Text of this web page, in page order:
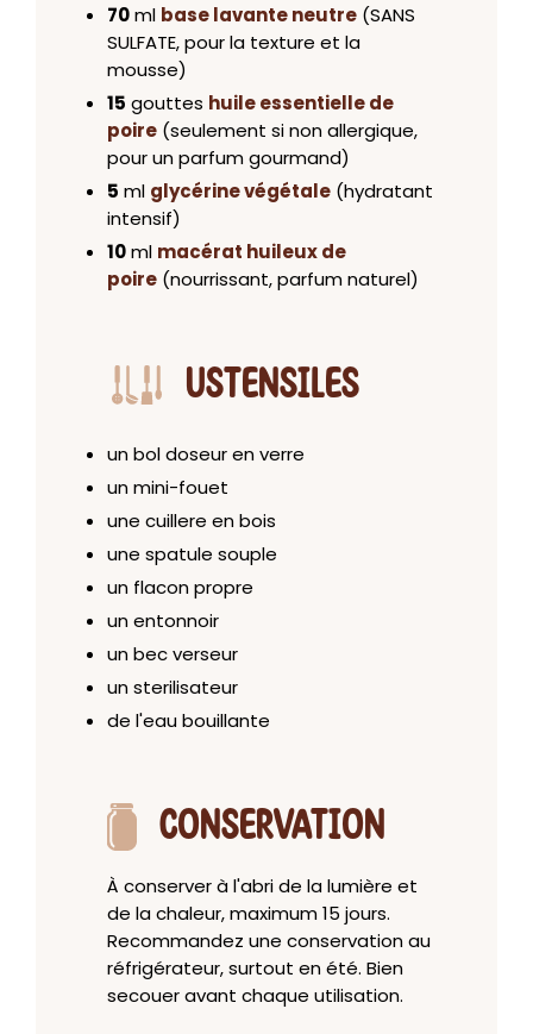
70ml base lavante neutre (SANS
SULFATE, pour la texture et la
mousse)
15 gouttes huile essentielle de
poire (seulement si non allergique,
pour un parfum gourmand)
5 ml glycérine végétale (hydratant
intensif)
10ml macérat huileux de
poire (nourrissant, parfum naturel)
USTENSILES
un bol doseur en verre
un mini-fouet
une cuillere en bois
une spatule souple
un flacon propre
un entonnoir
un bec verseur
un sterilisateur
de l'eau bouillante
CONSERVATION
À conserver à l'abri de la lumière et
de la chaleur, maximum 15 jours.
Recommandez une conservation au
réfrigérateur, surtout en été. Bien
secouer avant chaque utilisation.